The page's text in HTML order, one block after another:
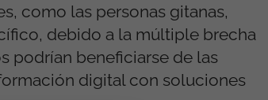
como las personas gitanas,
debido a la múltiple brecha
podrían beneficiarse de las
digital con soluciones